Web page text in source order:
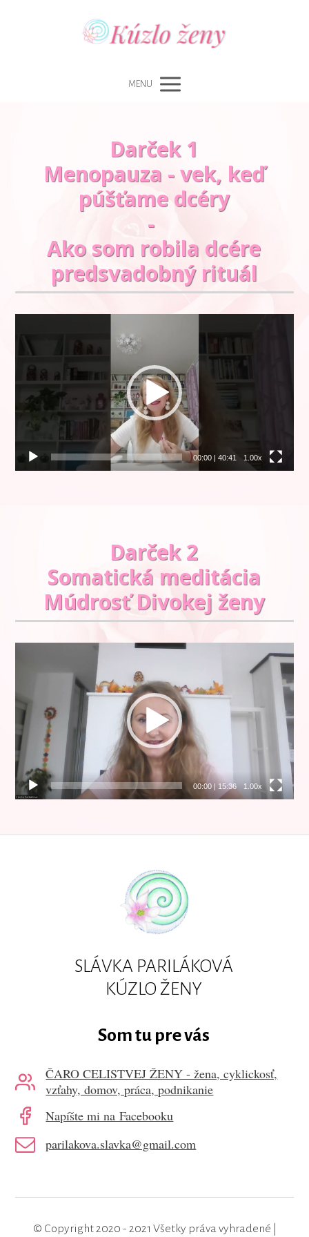
MENU
Darček 1
Menopauza - vek, keď
púšťame dcéry
-
Ako som robila dcére
predsvadobný rituál
prehrávač
00:00| 40:41 1.00x
Darček 2
Somatická meditácia
Múdrosť Divokej ženy
prehrávač
00:00| 15:36 1.00x
SLÁVKA PARILÁKOVÁ
KÚZLO ŽENY
Som tu pre vás
ČARO CELISTVEJ ŽENY - žena, cyklickosť,
vzťahy, domov, práca, podnikanie
Napíšte mi na Facebooku
parilakova.slavka@gmail.com
© Copyright 2020 - 2021 Všetky práva vyhradené |